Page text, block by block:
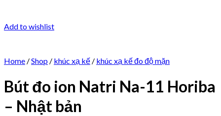
Add to wishlist
Home /Shop / khúc xạ kế / khúc xạ kế đo độ mặn
Bút đo ion Natri Na-11 Horiba
– Nhật bản